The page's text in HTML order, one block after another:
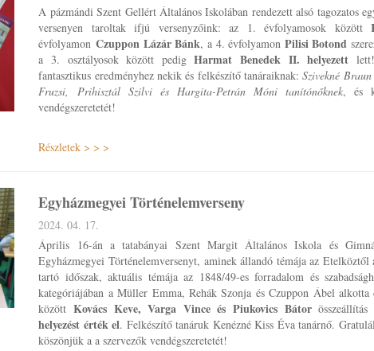
A pázmándi Szent Gellért Általános Iskolában rendezett alsó tagozatos
versenyen taroltak ifjú versenyzőink: az 1. évfolyamosok között
évfolyamonCzuppon Lázár Bánk, a 4. évfolyamon Pilisi Botond
a 3. osztályosok között pedigHarmat Benedek II. helyezett
fantasztikus eredményhez nekik és felkészítő tanáraiknak:Szivekné
Fruzsi, Prihisztál Szilvi és Hargita-Petrán Móni tanítónőknek, és
vendégszeretetét!
Részletek > > >
Egyházmegyei Történelemverseny
2024. 04. 17.
Április 16-án a tatabányai Szent Margit Általános Iskola és
Egyházmegyei Történelemversenyt, aminek állandó témája az Etelköztől
tartó időszak, aktuális témája az 1848/49-es forradalom és
kategóriájában a Müller Emma, Rehák Szonja és Czuppon Ábel alkotta
közöttKovács Keve, Varga Vince és Piukovics Bátor
helyezést érték el. Felkészítő tanáruk Kenézné Kiss Éva tanárnő.
köszönjük a a szervezők vendégszeretetét!